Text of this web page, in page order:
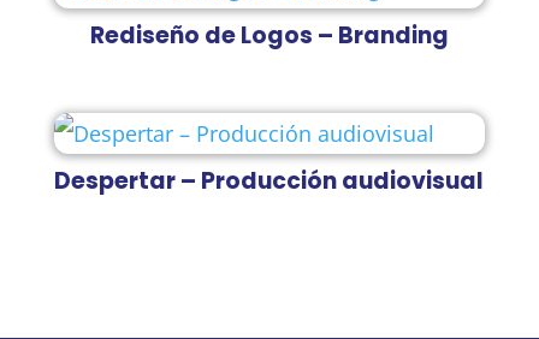
Rediseño de Logos – Branding
Despertar – Producción audiovisual